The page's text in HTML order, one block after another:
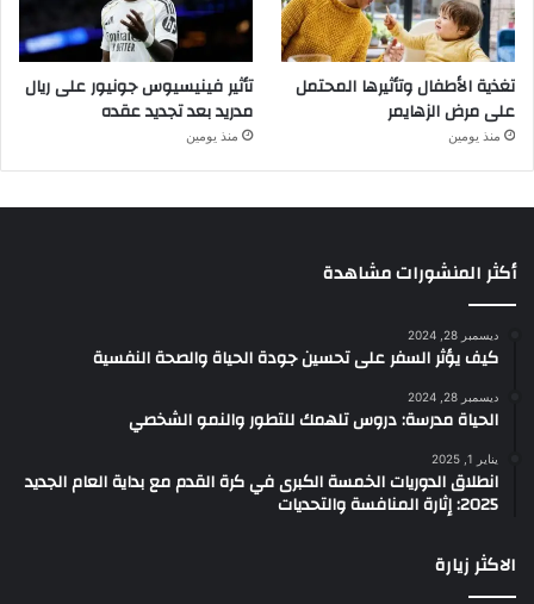
تغذية الأطفال وتأثيرها المحتمل
على مرض الزهايمر
منذ يومين
تأثير فينيسيوس جونيور على ريال
مدريد بعد تجديد عقده
منذ يومين
أكثر المنشورات مشاهدة
ديسمبر 28, 2024
كيف يؤثر السفر على تحسين جودة الحياة والصحة النفسية
ديسمبر 28, 2024
الحياة مدرسة: دروس تلهمك للتطور والنمو الشخصي
يناير 1, 2025
انطلاق الدوريات الخمسة الكبرى في كرة القدم مع بداية العام الجديد
2025: إثارة المنافسة والتحديات
الاكثر زيارة